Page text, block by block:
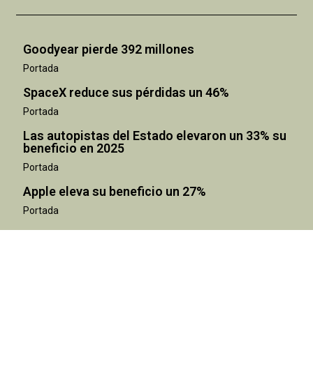
Goodyear pierde 392 millones
Portada
SpaceX reduce sus pérdidas un 46%
Portada
Las autopistas del Estado elevaron un 33% su
beneficio en 2025
Portada
Apple eleva su beneficio un 27%
Portada